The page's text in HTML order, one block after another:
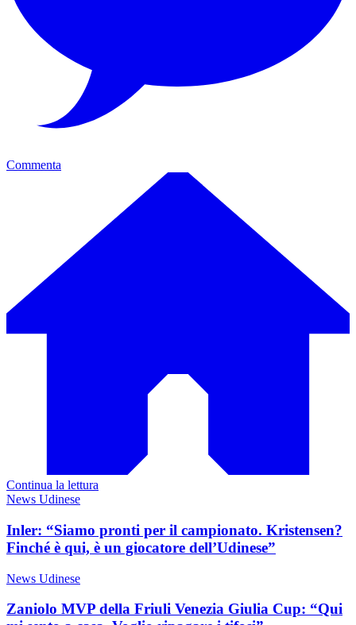
Commenta
Continua la lettura
News Udinese
Inler: “Siamo pronti per il campionato. Kristensen?
Finché è qui, è un giocatore dell’Udinese”
News Udinese
Zaniolo MVP della Friuli Venezia Giulia Cup: “Qui